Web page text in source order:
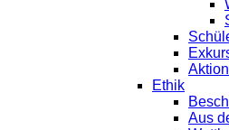
Ethik
Aus